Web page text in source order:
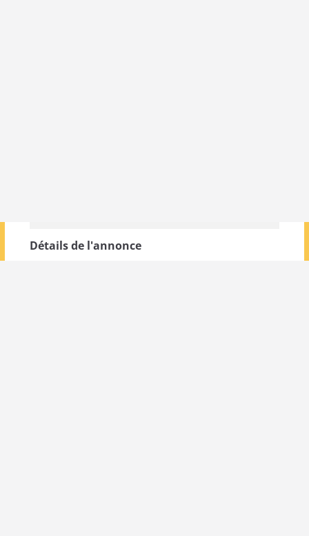
Détails de l'annonce